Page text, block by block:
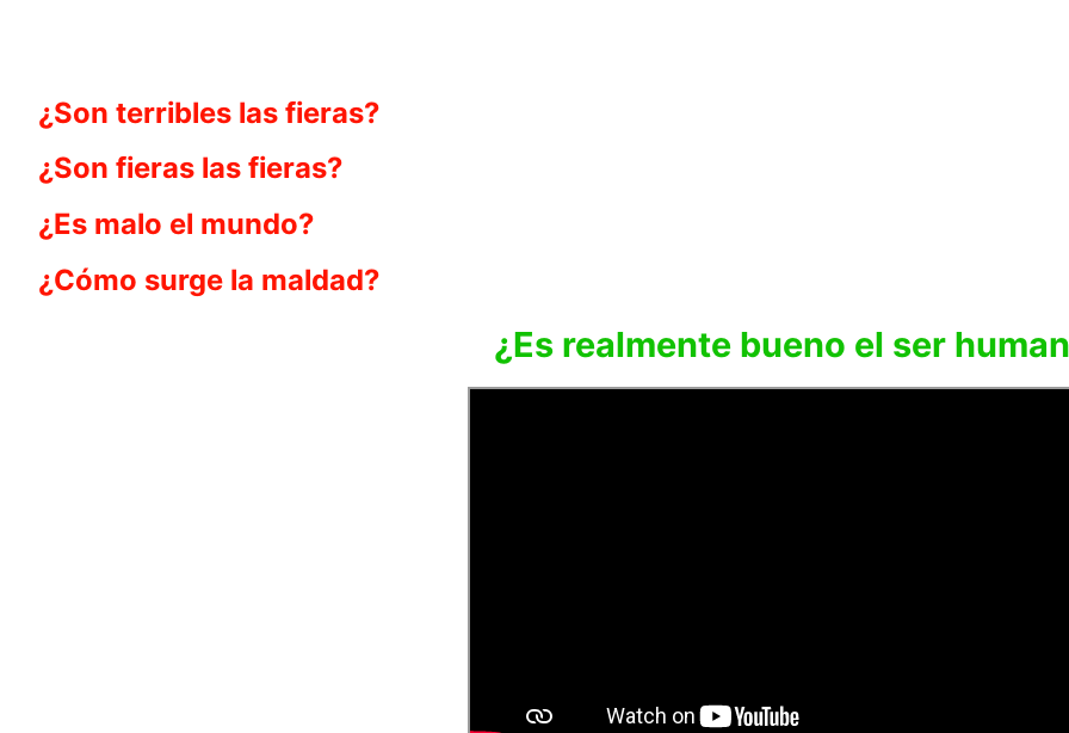
¿Son terribles las fieras?
¿Son fieras las fieras?
¿Es malo el mundo?
¿Cómo surge la maldad?
¿Es realmente bueno el ser